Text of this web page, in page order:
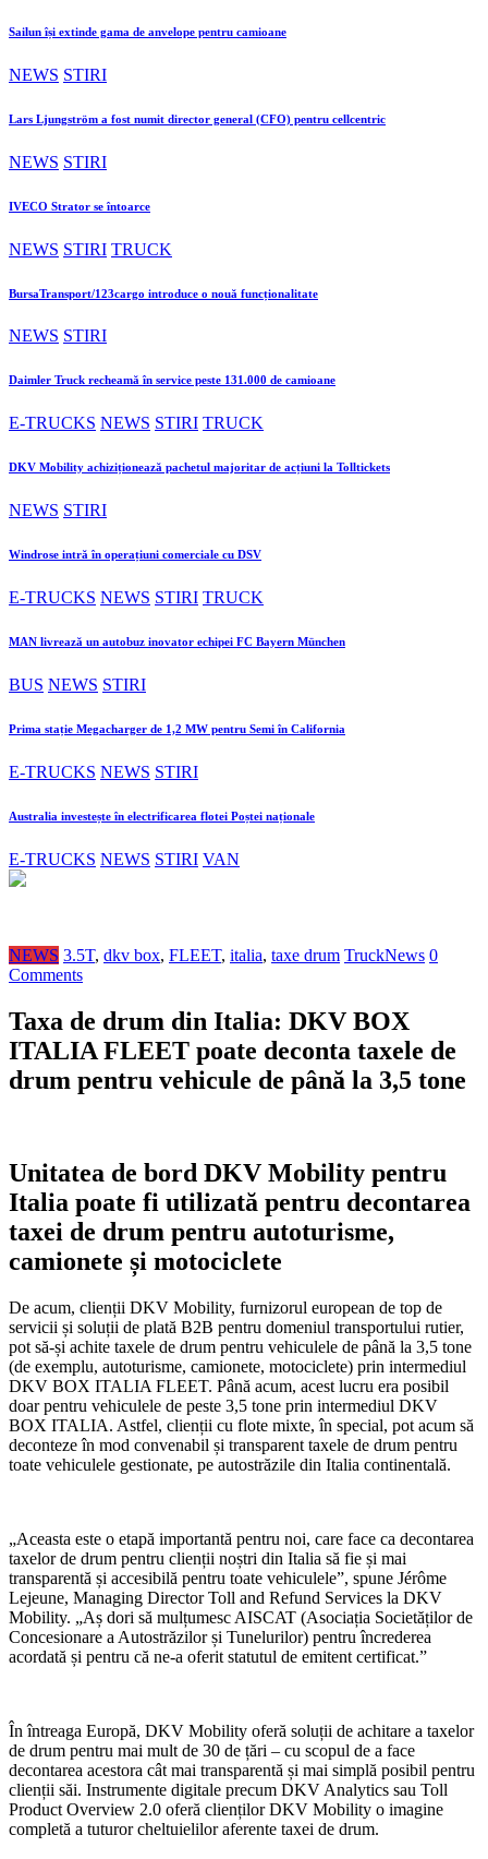
Sailun își extinde gama de anvelope pentru camioane
NEWS STIRI
Lars Ljungström a fost numit director general (CFO) pentru cellcentric
NEWS STIRI
IVECO Strator se întoarce
NEWS STIRI TRUCK
BursaTransport/123cargo introduce o nouă funcționalitate
NEWS STIRI
Daimler Truck recheamă în service peste 131.000 de camioane
E-TRUCKS NEWS STIRI TRUCK
DKV Mobility achiziționează pachetul majoritar de acțiuni la Tolltickets
NEWS STIRI
Windrose intră în operațiuni comerciale cu DSV
E-TRUCKS NEWS STIRI TRUCK
MAN livrează un autobuz inovator echipei FC Bayern München
BUS NEWS STIRI
Prima stație Megacharger de 1,2 MW pentru Semi în California
E-TRUCKS NEWS STIRI
Australia investește în electrificarea flotei Poștei naționale
E-TRUCKS NEWS STIRI VAN
NEWS 3.5T, dkv box, FLEET, italia, taxe drum TruckNews 0
Comments
Taxa de drum din Italia: DKV BOX
ITALIA FLEET poate deconta taxele de
drum pentru vehicule de până la 3,5 tone
Unitatea de bord DKV Mobility pentru
Italia poate fi utilizată pentru decontarea
taxei de drum pentru autoturisme,
camionete și motociclete
De acum, clienții DKV Mobility, furnizorul european de top de
servicii și soluții de plată B2B pentru domeniul transportului rutier,
pot să-și achite taxele de drum pentru vehiculele de până la 3,5 tone
(de exemplu, autoturisme, camionete, motociclete) prin intermediul
DKV BOX ITALIA FLEET. Până acum, acest lucru era posibil
doar pentru vehiculele de peste 3,5 tone prin intermediul DKV
BOX ITALIA. Astfel, clienții cu flote mixte, în special, pot acum să
deconteze în mod convenabil și transparent taxele de drum pentru
toate vehiculele gestionate, pe autostrăzile din Italia continentală.
„Aceasta este o etapă importantă pentru noi, care face ca decontarea
taxelor de drum pentru clienții noștri din Italia să fie și mai
transparentă și accesibilă pentru toate vehiculele”, spune Jérôme
Lejeune, Managing Director Toll and Refund Services la DKV
Mobility. „Aș dori să mulțumesc AISCAT (Asociația Societăților de
Concesionare a Autostrăzilor și Tunelurilor) pentru încrederea
acordată și pentru că ne-a oferit statutul de emitent certificat.”
În întreaga Europă, DKV Mobility oferă soluții de achitare a taxelor
de drum pentru mai mult de 30 de țări – cu scopul de a face
decontarea acestora cât mai transparentă și mai simplă posibil pentru
clienții săi. Instrumente digitale precum DKV Analytics sau Toll
Product Overview 2.0 oferă clienților DKV Mobility o imagine
completă a tuturor cheltuielilor aferente taxei de drum.